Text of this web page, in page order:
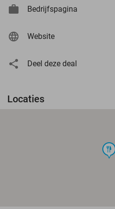
Bedrijfspagina
Website
Deel deze deal
Locaties
food